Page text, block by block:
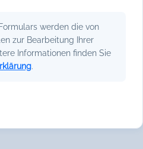
werden die von
zur Bearbeitung Ihrer
Informationen finden Sie
.